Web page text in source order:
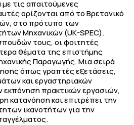
τις απαιτούμενες
ορίζονται από το Βρετανικό
στο πρότυπο των
Μηχανικών (UK-SPEC).
τους, οι φοιτητές
θέματα της επιστήμης
Παραγωγής. Μια σειρά
όπως γραπτές εξετάσεις,
και εργαστηριακών
εκπόνηση πρακτικών εργασιών,
κατανόηση και επιτρέπει την
ικανοτήτων για την